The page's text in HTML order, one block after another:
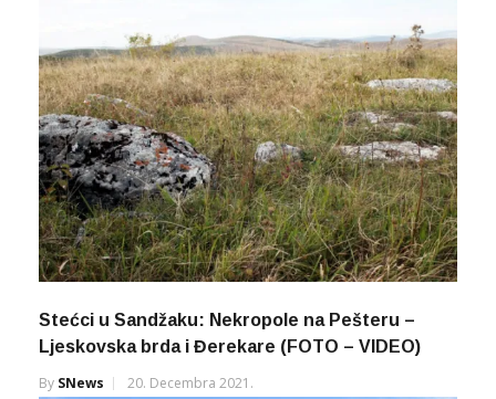
Stećci u Sandžaku: Nekropole na Pešteru –
Ljeskovska brda i Đerekare (FOTO – VIDEO)
By SNews 20. Decembra 2021.